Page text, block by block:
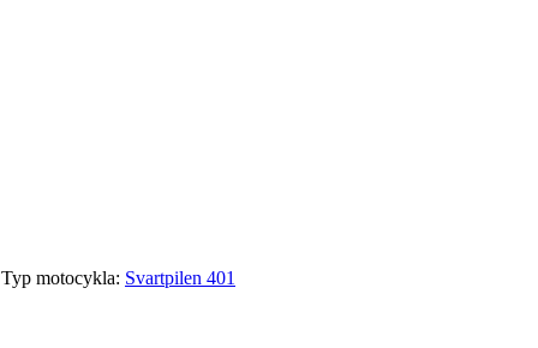
Typ motocykla: Svartpilen 401